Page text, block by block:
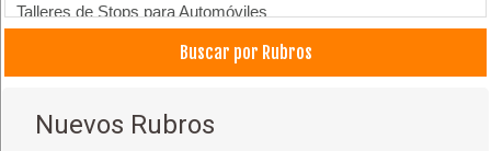
Talleres de Stops para Automóviles
Remolques
Buscar por Rubros
Nuevos Rubros